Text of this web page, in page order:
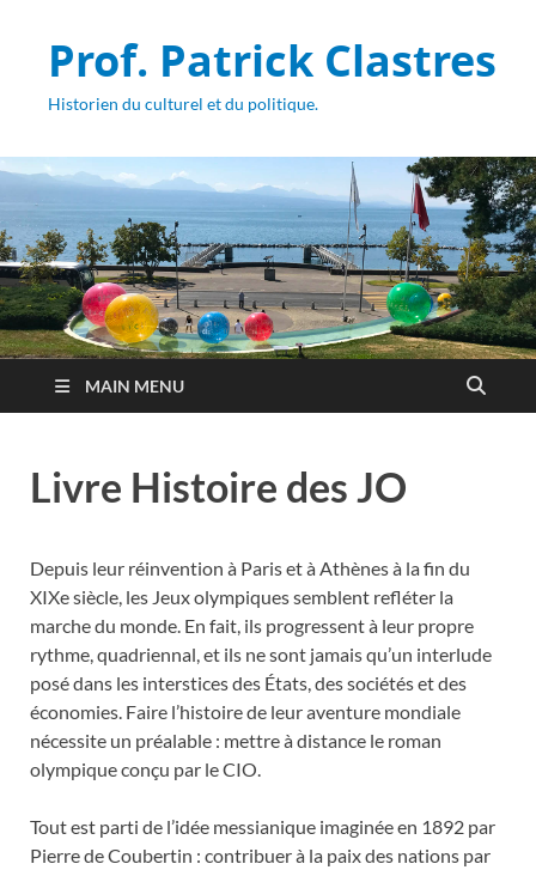
Prof. Patrick Clastres
Historien du culturel et du politique.
MAIN MENU
Livre Histoire des JO
Depuis leur réinvention à Paris et à Athènes à la fin du
XIXe siècle, les Jeux olympiques semblent refléter la
marche du monde. En fait, ils progressent à leur propre
rythme, quadriennal, et ils ne sont jamais qu’un interlude
posé dans les interstices des États, des sociétés et des
économies. Faire l’histoire de leur aventure mondiale
nécessite un préalable : mettre à distance le roman
olympique conçu par le CIO.
Tout est parti de l’idée messianique imaginée en 1892 par
Pierre de Coubertin : contribuer à la paix des nations par